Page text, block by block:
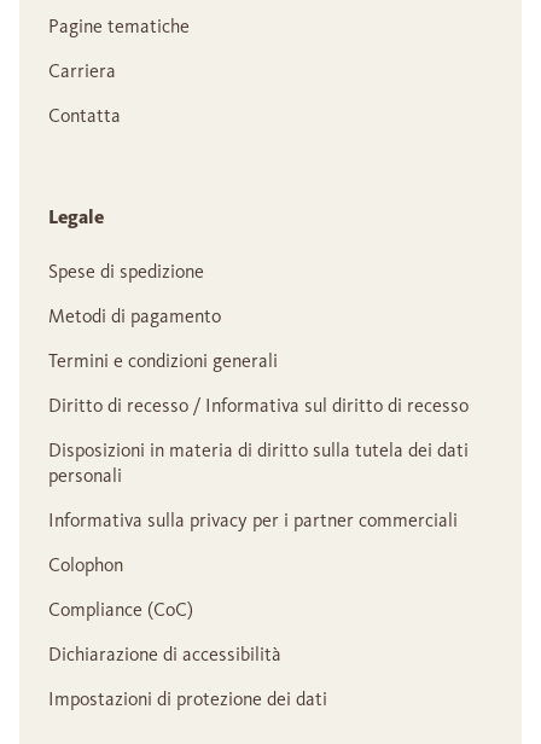
Pagine tematiche
Carriera
Contatta
Legale
Spese di spedizione
Metodi di pagamento
Termini e condizioni generali
Diritto di recesso / Informativa sul diritto di recesso
Disposizioni in materia di diritto sulla tutela dei dati
personali
Informativa sulla privacy per i partner commerciali
Colophon
Compliance (CoC)
Dichiarazione di accessibilità
Impostazioni di protezione dei dati